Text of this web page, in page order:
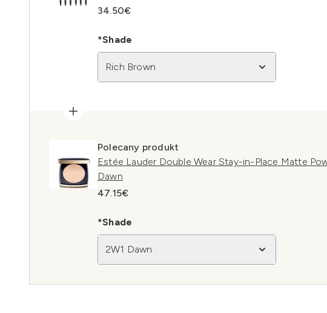
34.50€
*Shade
Rich Brown
Polecany produkt
Estée Lauder Double Wear Stay-in-Place Matte
Dawn
47.15€
*Shade
2W1 Dawn